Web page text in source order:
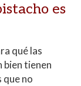
es
qué las
bien tienen
no